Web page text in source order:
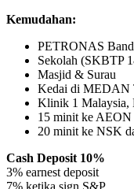
Kemudahan:
PETRONAS
Sekolah (SKBTP
Masjid & Surau
Kedai di MEDAN
Klinik 1 Malaysia,
15 minit ke AEON
20 minit ke NSK
Cash Deposit 10%
3% earnest deposit
7% ketika sign S&P